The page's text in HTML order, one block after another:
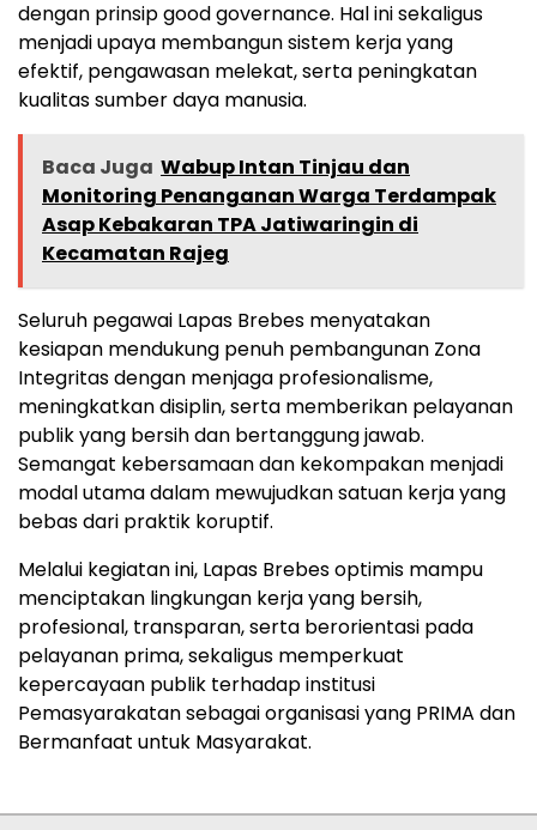
dengan prinsip good governance. Hal ini sekaligus
menjadi upaya membangun sistem kerja yang
efektif, pengawasan melekat, serta peningkatan
kualitas sumber daya manusia.
Baca Juga Wabup Intan Tinjau dan
Monitoring Penanganan Warga Terdampak
Asap Kebakaran TPA Jatiwaringin di
Kecamatan Rajeg
Seluruh pegawai Lapas Brebes menyatakan
kesiapan mendukung penuh pembangunan Zona
Integritas dengan menjaga profesionalisme,
meningkatkan disiplin, serta memberikan pelayanan
publik yang bersih dan bertanggung jawab.
Semangat kebersamaan dan kekompakan menjadi
modal utama dalam mewujudkan satuan kerja yang
bebas dari praktik koruptif.
Melalui kegiatan ini, Lapas Brebes optimis mampu
menciptakan lingkungan kerja yang bersih,
profesional, transparan, serta berorientasi pada
pelayanan prima, sekaligus memperkuat
kepercayaan publik terhadap institusi
Pemasyarakatan sebagai organisasi yang PRIMA dan
Bermanfaat untuk Masyarakat.